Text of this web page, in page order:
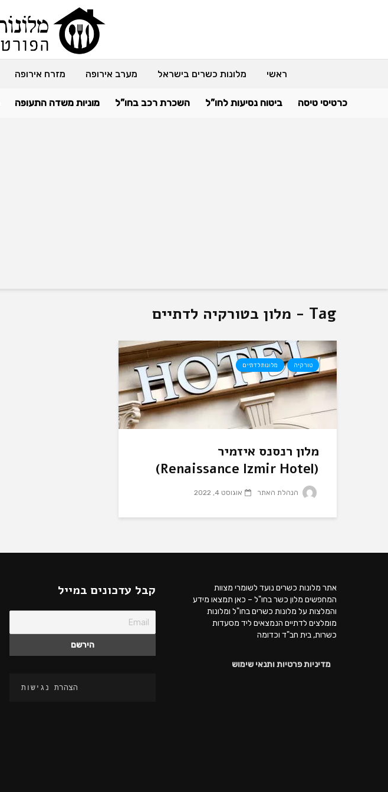
ראשי מלונות כשרים בישראל מערב אירופה מזרח אירופה
כרטיסי טיסה ביטוח נסיעות לחו”ל השכרת רכב בחו”ל מוניות משדה התעופה
Tag - מלון בטורקיה לדתיים
טורקיה מלונות לדתיים
מלון רנסנס איזמיר
(Renaissance Izmir Hotel)
הנהלת האתר אוגוסט 4, 2022
אתר מלונות כשרים נועד לשומרי מצוות
המחפשים מלון כשר בחו"ל – כאן תמצאו מידע
והמלצות על מלונות כשרים בחו"ל ומלונות
מומלצים לדתיים הנמצאים ליד מסעדות
כשרות, בית חב"ד וכדומה
מדיניות פרטיות ותנאי שימוש
קבל עדכונים במייל
הצהרת נגישות